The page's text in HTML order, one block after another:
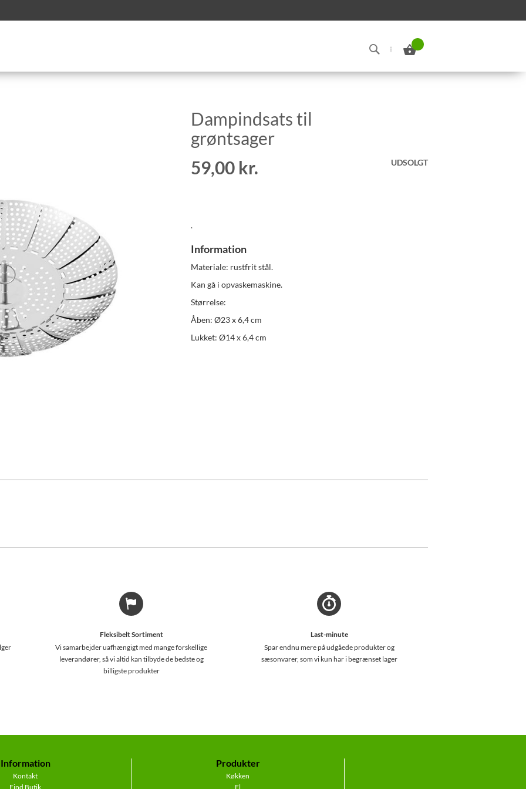
Min indkøbskurv
Search
Dampindsats til
grøntsager
59,00 kr.
UDSOLGT
.
Information
Materiale: rustfrit stål.
Kan gå i opvaskemaskine.
Størrelse:
Åben: Ø23 x 6,4 cm
Lukket: Ø14 x 6,4 cm
Fleksibelt Sortiment
Vi samarbejder uafhængigt med mange forskellige
leverandører, så vi altid kan tilbyde de bedste og
billigste produkter
Last-minute
Spar endnu mere på udgåede produkter og
sæsonvarer, som vi kun har i begrænset lager
Information
Kontakt
Find Butik
Produkter
Køkken
El